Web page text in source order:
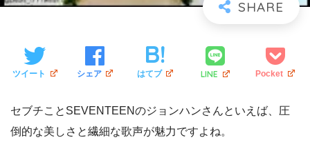
ツイート シェア はてブ LINE Pocket
セブチことSEVENTEENのジョンハンさんといえば、圧
倒的な美しさと繊細な歌声が魅力ですよね。